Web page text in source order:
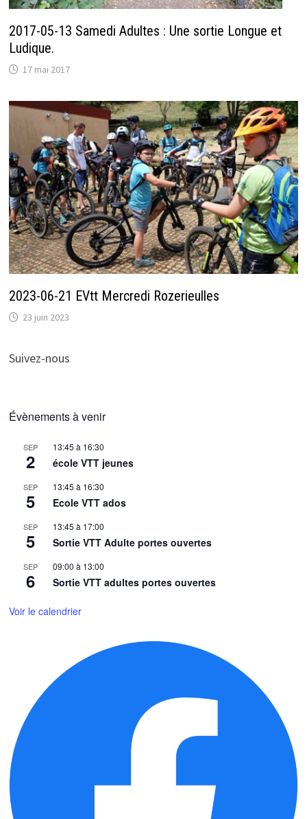
2017-05-13 Samedi Adultes : Une sortie Longue et
Ludique.
17 mai 2017
2023-06-21 EVtt Mercredi Rozerieulles
23 juin 2023
Suivez-nous
Évènements à venir
SEP
2
13:45 à 16:30
école VTT jeunes
SEP
5
13:45 à 16:30
Ecole VTT ados
SEP
5
13:45 à 17:00
Sortie VTT Adulte portes ouvertes
SEP
6
09:00 à 13:00
Sortie VTT adultes portes ouvertes
Voir le calendrier